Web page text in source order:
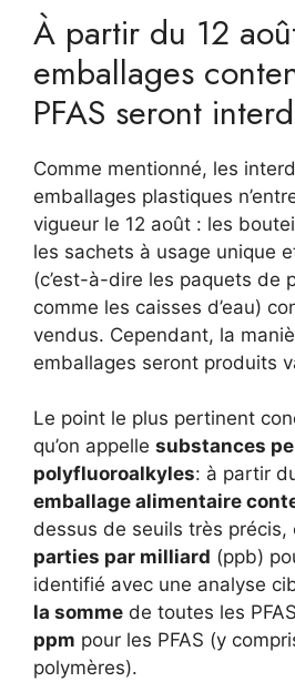
À partir du 12
emballages
PFAS seront
Comme mentionné, les
emballages plastiques
vigueur le 12 août : les
les sachets à usage unique
(c’est-à-dire les paquets de
comme les caisses d’eau)
vendus. Cependant, la
emballages seront produits
Le point le plus pertinent
qu’on appelle substances
polyfluoroalkyles: à partir
emballage alimentaire
dessus de seuils très précis,
parties par milliard (ppb)
identifié avec une analyse
la somme de toutes les
ppm pour les PFAS (y
polymères).